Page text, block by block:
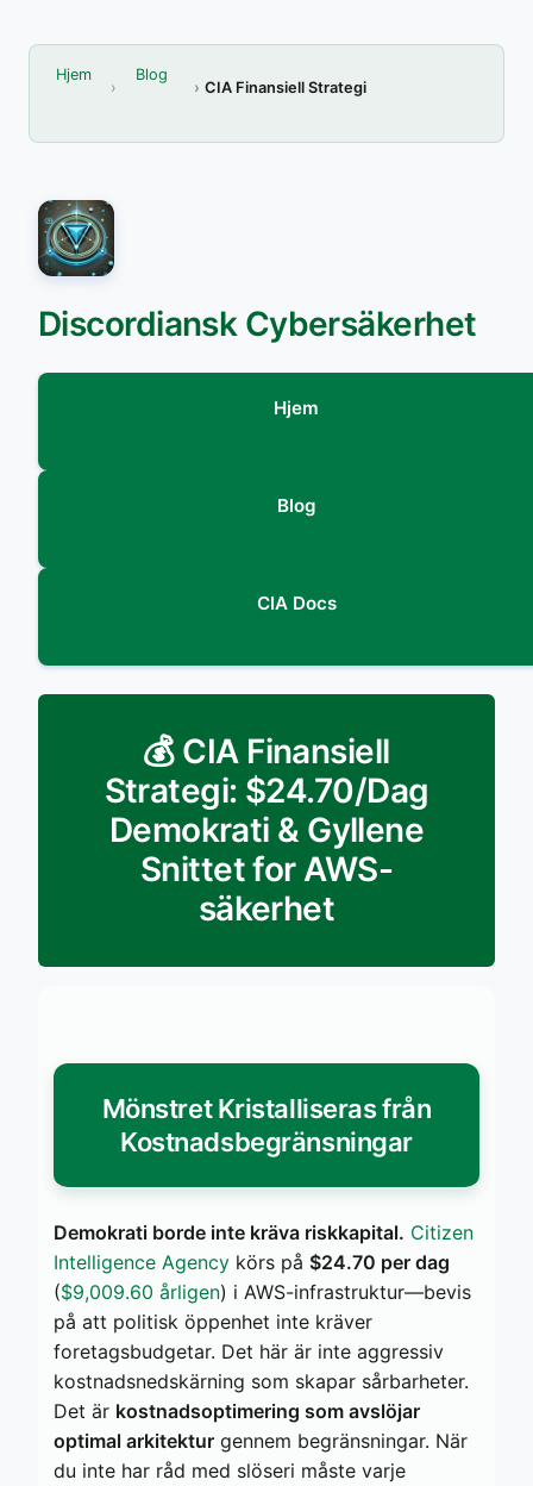
Hjem Blog
CIA Finansiell Strategi
Discordiansk Cybersäkerhet
Hjem
Blog
CIA Docs
💰 CIA Finansiell
Strategi: $24.70/Dag
Demokrati & Gyllene
Snittet for AWS-
säkerhet
Mönstret Kristalliseras från
Kostnadsbegränsningar
Demokrati borde inte kräva riskkapital. Citizen
Intelligence Agency körs på $24.70 per dag
($9,009.60 årligen) i AWS-infrastruktur—bevis
på att politisk öppenhet inte kräver
foretagsbudgetar. Det här är inte aggressiv
kostnadsnedskärning som skapar sårbarheter.
Det är kostnadsoptimering som avslöjar
optimal arkitektur gennem begränsningar. När
du inte har råd med slöseri måste varje